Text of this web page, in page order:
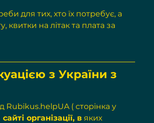
для тих, хто їх потребує, а
квитки на літак та плата за
з України з
Rubikus.helpUA ( сторінка у
організації, в яких